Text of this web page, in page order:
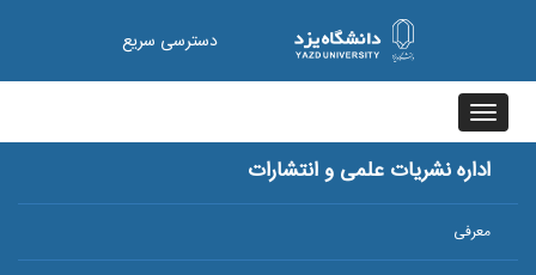
دسترسی سریع
Toggle
navigation
اداره نشریات علمی و انتشارات
معرفی